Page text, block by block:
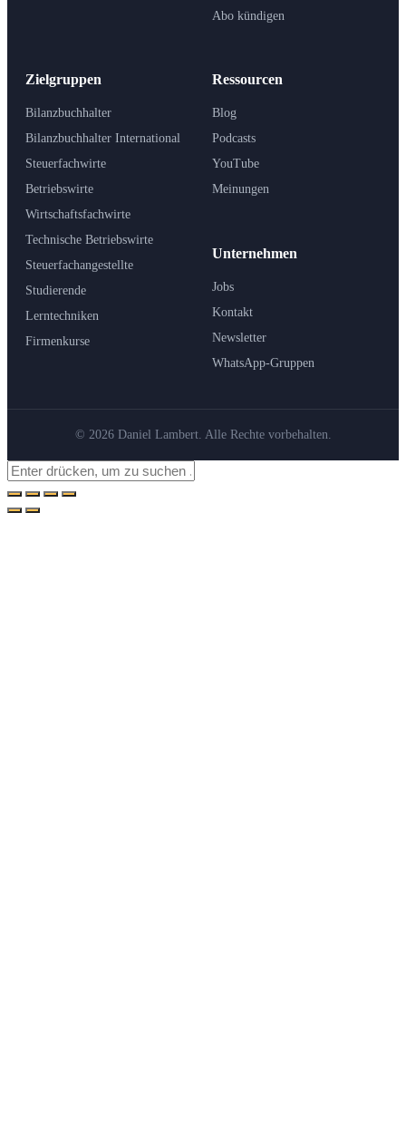
Zielgruppen
Bilanzbuchhalter
Bilanzbuchhalter International
Steuerfachwirte
Betriebswirte
Wirtschaftsfachwirte
Technische Betriebswirte
Steuerfachangestellte
Studierende
Lerntechniken
Firmenkurse
Ressourcen
Blog
Podcasts
YouTube
Meinungen
Unternehmen
Jobs
Kontakt
Newsletter
WhatsApp-Gruppen
Abo kündigen
© 2026 Daniel Lambert. Alle Rechte vorbehalten.